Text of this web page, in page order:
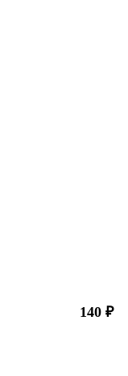
140 ₽